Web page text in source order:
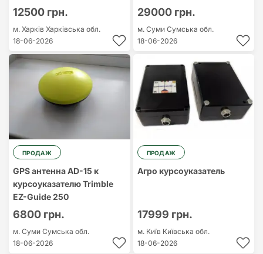
12500 грн.
м. Харків Харківська обл.
18-06-2026
29000 грн.
м. Суми Сумська обл.
18-06-2026
ПРОДАЖ
GPS антенна AD-15 к
курсоуказателю Trimble
EZ-Guide 250
6800 грн.
м. Суми Сумська обл.
18-06-2026
ПРОДАЖ
Агро курсоуказатель
17999 грн.
м. Київ Київська обл.
18-06-2026